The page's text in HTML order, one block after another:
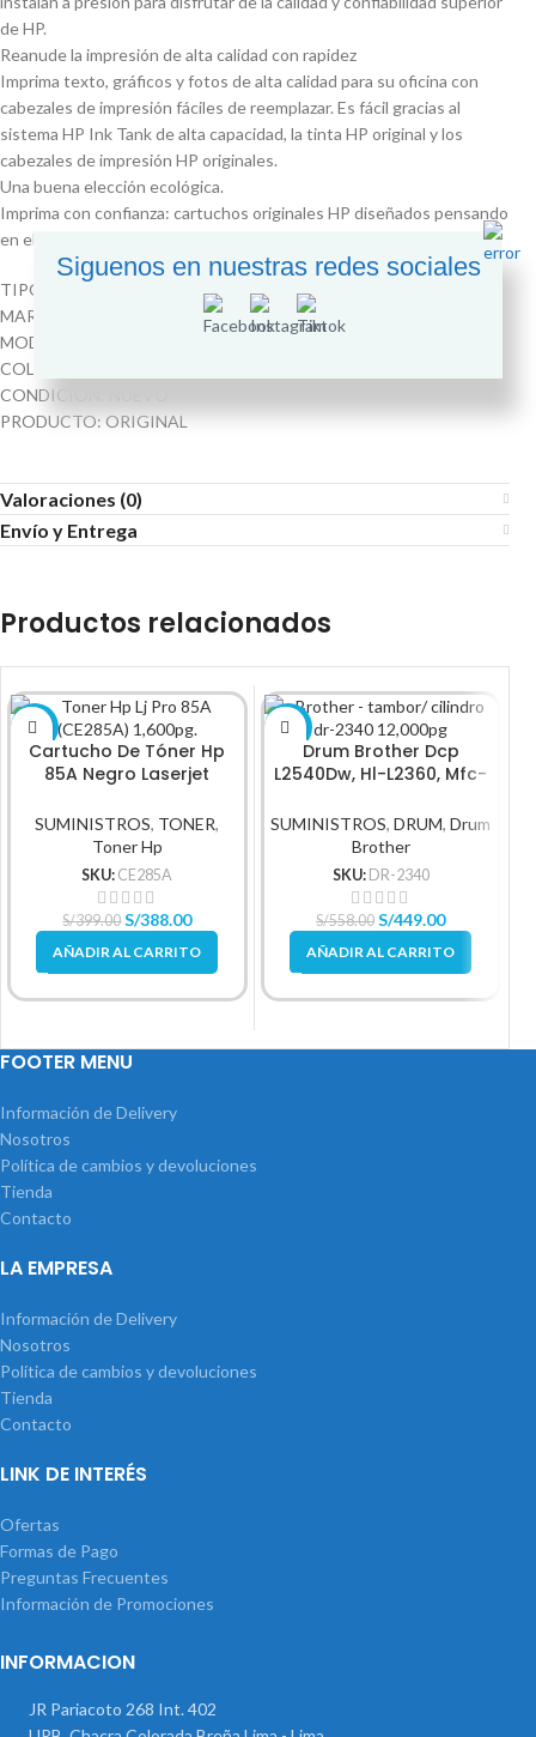
de HP.
Reanude la impresión de alta calidad con rapidez
Imprima texto, gráficos y fotos de alta calidad para su oficina con
cabezales de impresión fáciles de reemplazar. Es fácil gracias al
sistema HP Ink Tank de alta capacidad, la tinta HP original y los
cabezales de impresión HP originales.
Una buena elección ecológica.
Imprima con confianza: cartuchos originales HP diseñados pensando
en el planeta para brindar reciclaje sencillo y menos desperdicio
TIPO: CABEZAL
MARCA: HP
MODELO: M0H51A
COLOR: NEGRO
CONDICIÓN: NUEVO
PRODUCTO: ORIGINAL
Valoraciones (0)
Envío y Entrega
Productos relacionados
Cartucho De Tóner Hp
85A Negro Laserjet
SUMINISTROS, TONER,
Toner Hp
SKU: CE285A
S/399.00 S/388.00
AÑADIR AL CARRITO
Drum Brother Dcp
L2540Dw, Hl-L2360, Mfc-
SUMINISTROS,DRUM,Drum
Brother
SKU: DR-2340
S/558.00 S/449.00
AÑADIR AL CARRITO
FOOTER MENU
Información de Delivery
Nosotros
Política de cambios y devoluciones
Tienda
Contacto
LA EMPRESA
Información de Delivery
Nosotros
Política de cambios y devoluciones
Tienda
Contacto
LINK DE INTERÉS
Ofertas
Formas de Pago
Preguntas Frecuentes
Información de Promociones
INFORMACION
JR Pariacoto 268 Int. 402
Siguenos en nuestras redes sociales